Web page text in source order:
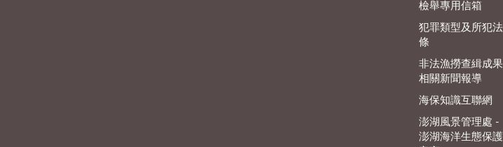
檢舉專用信箱
犯罪類型及所犯法
條
非法漁撈查緝成
相關新聞報導
海保知識互聯網
澎湖風景管理處 -
澎湖海洋生態保護